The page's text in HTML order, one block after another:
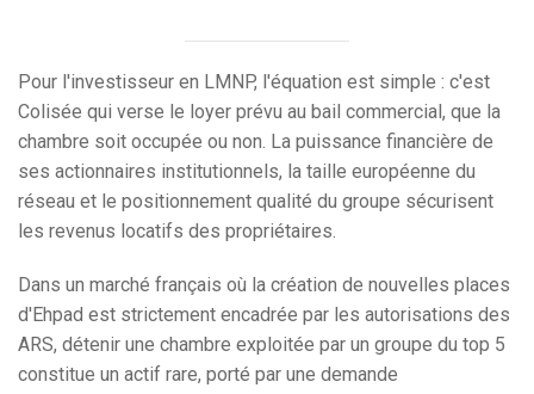
Pour l'investisseur en LMNP, l'équation est simple : c'est
Colisée qui verse le loyer prévu au bail commercial, que la
chambre soit occupée ou non. La puissance financière de
ses actionnaires institutionnels, la taille européenne du
réseau et le positionnement qualité du groupe sécurisent
les revenus locatifs des propriétaires.
Dans un marché français où la création de nouvelles places
d'Ehpad est strictement encadrée par les autorisations des
ARS, détenir une chambre exploitée par un groupe du top 5
constitue un actif rare, porté par une demande